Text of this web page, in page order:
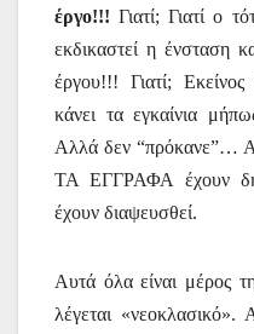
έργο!!! Γιατί; Γιατί ο
εκδικαστεί η ένσταση
έργου!!! Γιατί;
κάνει τα εγκαίνια
Αλλά δεν
ΤΑ ΕΓΓΡΑΦΑ έχουν
έχουν διαψευσθεί.
Αυτά όλα είναι μέρος
λέγεται